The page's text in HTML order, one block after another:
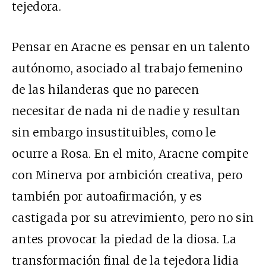
tejedora.
Pensar en Aracne es pensar en un talento
autónomo, asociado al trabajo femenino
delas hilanderas que no parecen
necesitar de nada ni de nadie y resultan
sin embargo insustituibles, como le
ocurre a Rosa. En el mito, Aracne compite
con Minerva por ambición creativa, pero
también por autoafirmación, y es
castigada por su atrevimiento, pero no sin
antes provocar la piedad de la diosa. La
transformación final de la tejedora lidia